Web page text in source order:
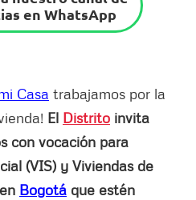
en WhatsApp
Casa trabajamos por la
El Distrito invita
con vocación para
(VIS) y Viviendas de
Bogotá que estén